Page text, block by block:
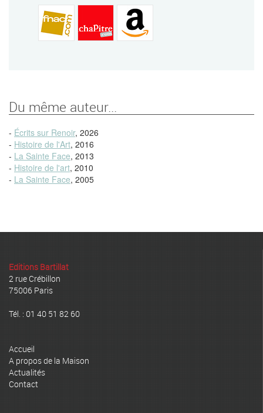
Du même auteur...
- Écrits sur Renoir, 2026
- Histoire de l'Art, 2016
- La Sainte Face, 2013
- Histoire de l'art, 2010
- La Sainte Face, 2005
Editions Bartillat
2 rue Crébillon
75006 Paris
Tél. : 01 40 51 82 60
Accueil
A propos de la Maison
Actualités
Contact